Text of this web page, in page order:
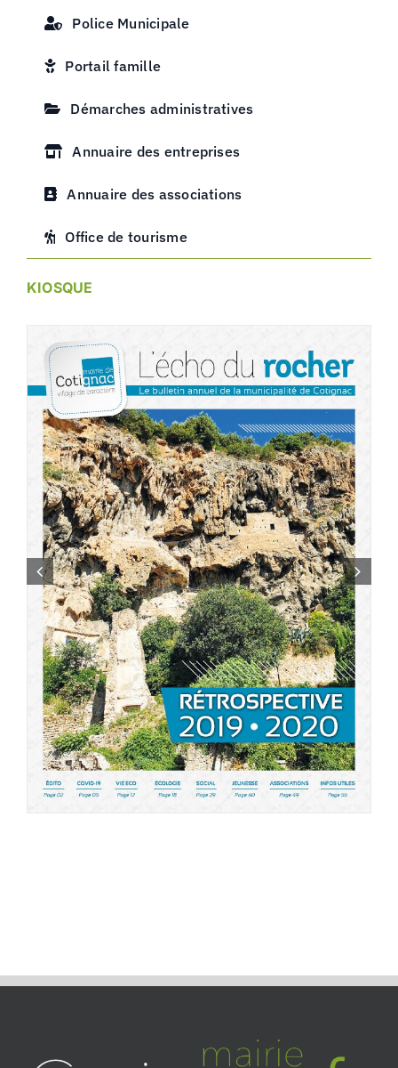
Police Municipale
Portail famille
Démarches administratives
Annuaire des entreprises
Annuaire des associations
Office de tourisme
KIOSQUE